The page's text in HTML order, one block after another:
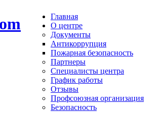
Главная
О центре
Документы
Антикоррупция
Пожарная безопасность
Партнеры
Специалисты центра
График работы
Отзывы
Профсоюзная организация
Безопасность